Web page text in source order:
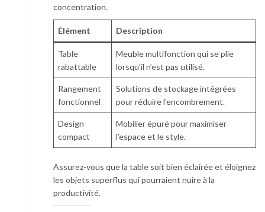
concentration.
Élément Description
Table
rabattable
Meuble multifonction qui se plie
lorsqu’il n’est pas utilisé.
Rangement
fonctionnel
Solutions de stockage intégrées
pour réduire l’encombrement.
Design
compact
Mobilier épuré pour maximiser
l’espace et le style.
Assurez-vous que la table soit bien éclairée et éloignez
les objets superflus qui pourraient nuire à la
productivité.